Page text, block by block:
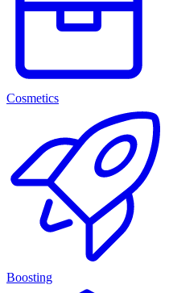
Cosmetics
Boosting